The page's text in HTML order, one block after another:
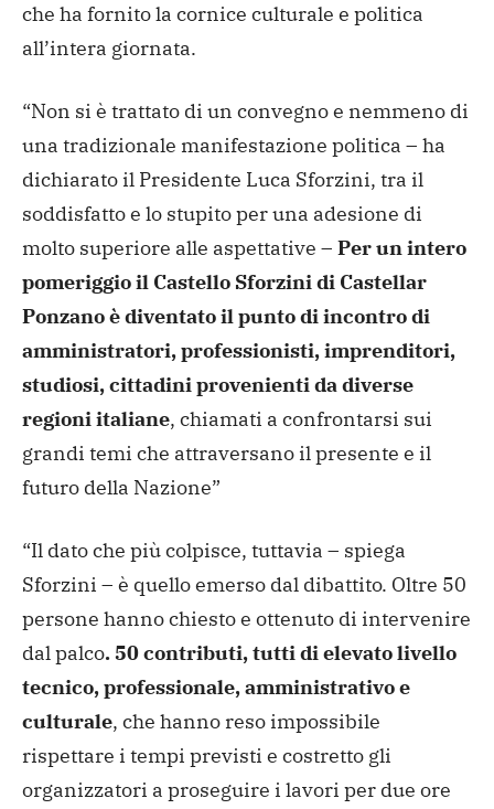
che ha fornito la cornice culturale e politica
all’intera giornata.
“Non si è trattato di un convegno e nemmeno di
una tradizionale manifestazione politica – ha
dichiarato il Presidente Luca Sforzini, tra il
soddisfatto e lo stupito per una adesione di
molto superiore alle aspettative – Per un intero
pomeriggioil Castello Sforzini di Castellar
Ponzanoè diventato il punto di incontro di
amministratori, professionisti, imprenditori,
studiosi, cittadini provenienti da diverse
regioni italiane, chiamati a confrontarsi sui
grandi temi che attraversano il presente e il
futuro della Nazione”
“Il dato che più colpisce, tuttavia – spiega
Sforzini – è quello emerso dal dibattito. Oltre 50
persone hanno chiesto e ottenuto di intervenire
dal palco. 50 contributi, tutti di elevato livello
tecnico, professionale, amministrativo e
culturale, che hanno reso impossibile
rispettare i tempi previsti e costretto gli
organizzatori a proseguire i lavori per due ore